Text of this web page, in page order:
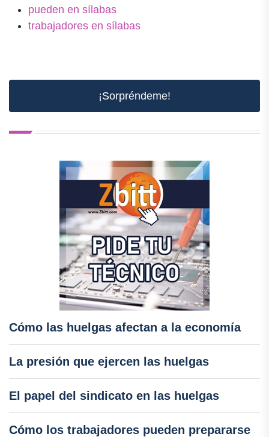
pueden en sílabas
trabajadores en sílabas
¡Sorpréndeme!
Cómo las huelgas afectan a la economía
La presión que ejercen las huelgas
El papel del sindicato en las huelgas
Cómo los trabajadores pueden prepararse